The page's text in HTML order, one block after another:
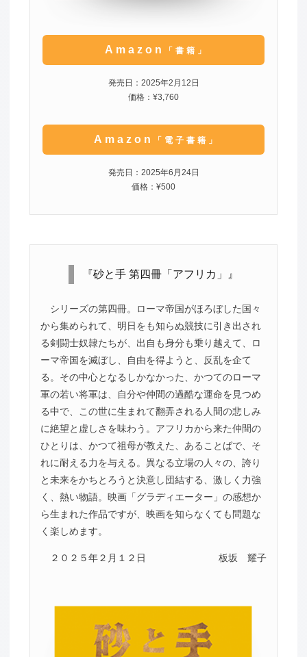
Amazon 「書籍」
発売日：2025年2月12日
価格：¥3,760
Amazon 「電子書籍」
発売日：2025年6月24日
価格：¥500
『砂と手 第四冊「アフリカ」』
シリーズの第四冊。ローマ帝国がほろぼした国々
から集められて、明日をも知らぬ競技に引き出され
る剣闘士奴隷たちが、出自も身分も乗り越えて、ロ
ーマ帝国を滅ぼし、自由を得ようと、反乱を企て
る。その中心となるしかなかった、かつてのローマ
軍の若い将軍は、自分や仲間の過酷な運命を見つめ
る中で、この世に生まれて翻弄される人間の悲しみ
に絶望と虚しさを味わう。アフリカから来た仲間の
ひとりは、かつて祖母が教えた、あることばで、そ
れに耐える力を与える。異なる立場の人々の、誇り
と未来をかちとろうと決意し団結する、激しく力強
く、熱い物語。映画「グラディエーター」の感想か
ら生まれた作品ですが、映画を知らなくても問題な
く楽しめます。
２０２５年２月１２日 板坂 耀子